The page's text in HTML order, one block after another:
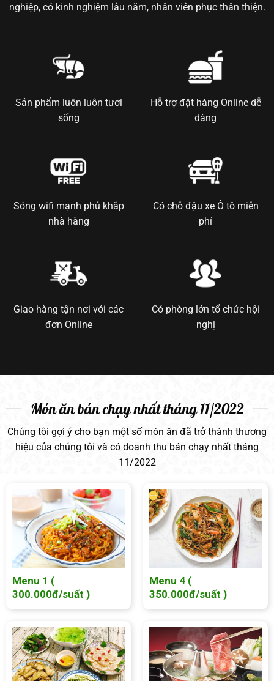
nghiệp, có kinh nghiệm lâu năm, nhân viên phục thân thiện.
Sản phẩm luôn luôn tươi
sống
Hỗ trợ đặt hàng Online dễ
dàng
Sóng wifi mạnh phủ khắp
nhà hàng
Có chỗ đậu xe Ô tô miễn
phí
Giao hàng tận nơi với các
đơn Online
Có phòng lớn tổ chức hội
nghị
Món ăn bán chạy nhất tháng 11/2022
Chúng tôi gợi ý cho bạn một số món ăn đã trở thành thương
hiệu của chúng tôi và có doanh thu bán chạy nhất tháng
11/2022
Menu 1 (
300.000đ/suất )
Menu 4 (
350.000đ/suất )